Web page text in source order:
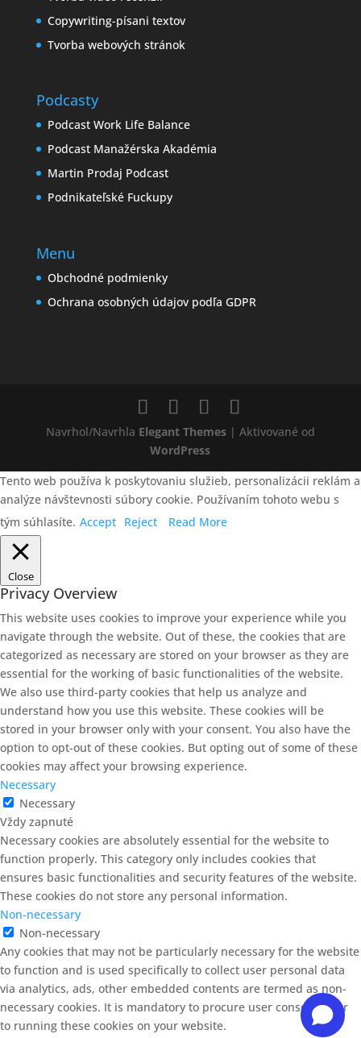
Copywriting-písani textov
Tvorba webových stránok
Podcasty
Podcast Work Life Balance
Podcast Manažérska Akadémia
Martin Prodaj Podcast
Podnikateľské Fuckupy
Menu
Obchodné podmienky
Ochrana osobných údajov podľa GDPR
Navrhol/Navrhla Elegant Themes| Aktivované od
WordPress
Tento web používa k poskytovaniu služieb, personalizácii reklám a
analýze návštevnosti súbory cookie. Používaním tohoto webu s
tým súhlasíte. Accept Reject Read More
Close
Privacy Overview
This website uses cookies to improve your experience while you
navigate through the website. Out of these, the cookies that are
categorized as necessary are stored on your browser as they are
essential for the working of basic functionalities of the website.
We also use third-party cookies that help us analyze and
understand how you use this website. These cookies will be
stored in your browser only with your consent. You also have the
option to opt-out of these cookies. But opting out of some of these
cookies may affect your browsing experience.
Necessary
Necessary
Vždy zapnuté
Necessary cookies are absolutely essential for the website to
function properly. This category only includes cookies that
ensures basic functionalities and security features of the website.
These cookies do not store any personal information.
Non-necessary
Non-necessary
Any cookies that may not be particularly necessary for the website
to function and is used specifically to collect user personal data
via analytics, ads, other embedded contents are termed as non-
necessary cookies. It is mandatory to procure user consent prior
to running these cookies on your website.